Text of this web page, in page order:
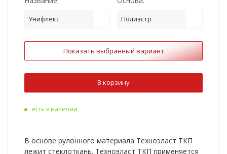
Унифлекс Полиэстр
Показать выбранный вариант
В корзину
есть в наличии
В основе рулонного материала Техноэласт ТКП
лежит стеклоткань. Техноэласт ТКП применяется